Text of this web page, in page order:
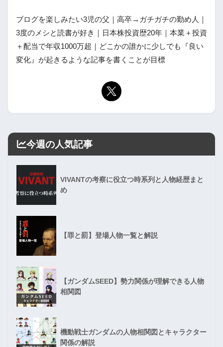
ブログを楽しみたい3児の父｜高卒→ガチガチの勤め人｜
3度のメシと読書が好き｜日本株投資歴20年｜本業＋投資
＋配当で年収1000万超｜どこかの誰かに少しでも『良い
変化』が起きるような記事を書くことが目標
今週の人気記事
VIVANTの考察に役立つ時系列と人物経歴まと
め
【罪と罰】登場人物一覧と解説
【ガンダムSEED】勢力関係が理解できる人物
相関図
機動戦士ガンダムの人物相関図とキャラクター
関係の解説